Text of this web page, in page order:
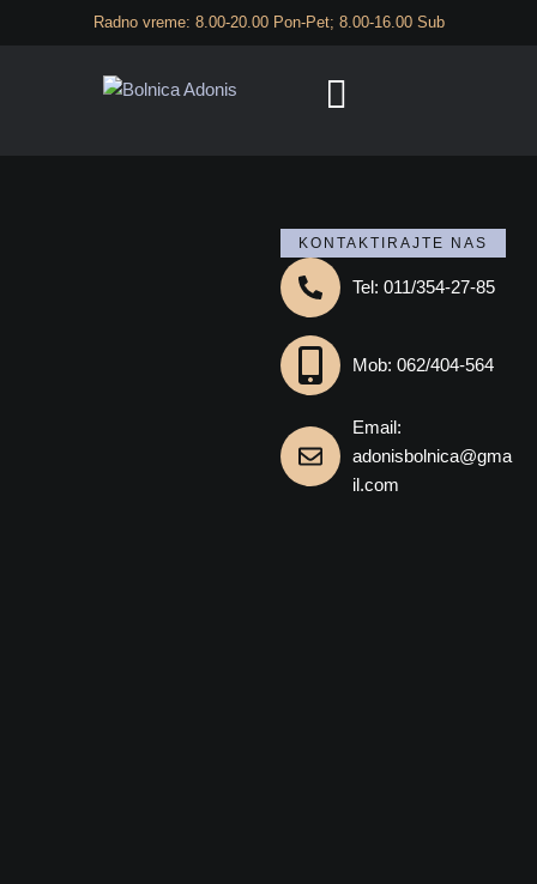
Radno vreme: 8.00-20.00 Pon-Pet; 8.00-16.00 Sub
KONTAKTIRAJTE NAS
Tel: 011/354-27-85
Mob: 062/404-564
Email:
adonisbolnica@gma
il.com